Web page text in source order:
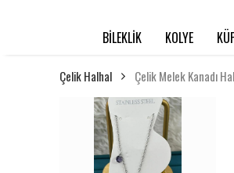
BİLEKLİK KOLYE
Çelik Halhal Çelik Melek Kanadı